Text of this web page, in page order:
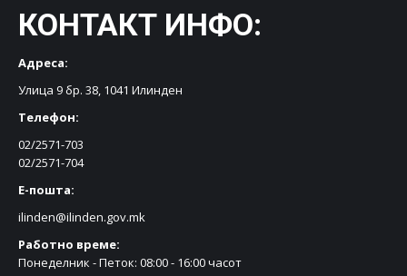
КОНТАКТ ИНФО:
Адреса:
Улица 9 бр. 38, 1041 Илинден
Телефон:
02/2571-703
02/2571-704
Е-пошта:
ilinden@ilinden.gov.mk
Работно време:
Понеделник - Петок: 08:00 - 16:00 часот